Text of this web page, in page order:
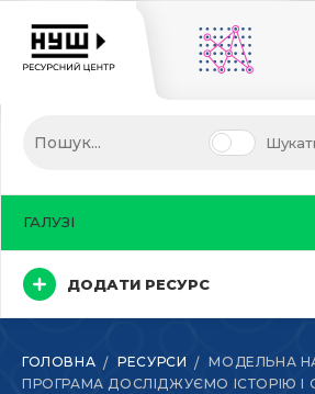
ДОДАТИ РЕСУРС
ГАЛУЗІ
ГОЛОВНА РЕСУРСИ
МОДЕЛЬНА
ПРОГРАМА ДОСЛІДЖУЄМО ІСТОРІЮ І